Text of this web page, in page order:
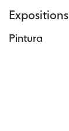
Expositions
Pintura